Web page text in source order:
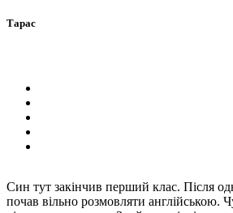
Тарас
Син тут закінчив перший клас. Після
почав вільно розмовляти англійською.